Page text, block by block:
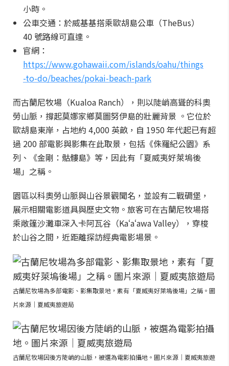
小時。
公車交通：於威基基搭乘歐胡島公車（TheBus）
40 號路線可直達。
官網：
https://www.gohawaii.com/islands/oahu/things
-to-do/beaches/pokai-beach-park
而古蘭尼牧場（Kualoa Ranch），則以陡峭高聳的科奧
勞山脈，撐起莫娜家鄉莫圖努伊島的壯麗背景 。它位於
歐胡島東岸，占地約 4,000 英畝，自 1950 年代起已有超
過 200 部電影與影集在此取景，包括《侏羅紀公園》系
列、《金剛：骷髏島》等，因此有「夏威夷好萊塢後
場」之稱。
園區以科奧勞山脈與山谷景觀聞名，並設有二戰碉堡，
展示相關電影道具與歷史文物。旅客可在古蘭尼牧場搭
乘敞篷沙灘車深入卡阿瓦谷（Kaʻaʻawa Valley），穿梭
於山谷之間，近距離探訪經典電影場景。
古蘭尼牧場為多部電影、影集取景地，素有「夏威夷好萊塢後場」之稱。圖
片來源｜夏威夷旅遊局
古蘭尼牧場因後方陡峭的山脈，被選為電影拍攝地。圖片來源｜夏威夷旅遊